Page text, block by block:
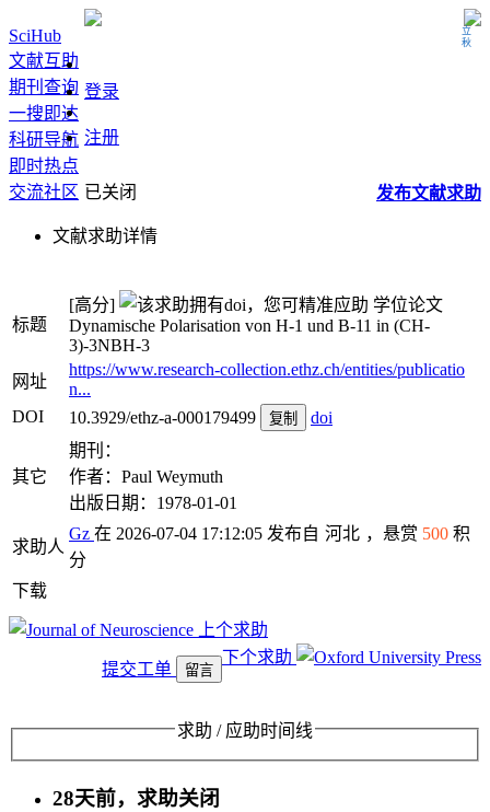
立秋
SciHub
文献互助
期刊查询
一搜即达
科研导航
即时热点
交流社区
登录
注册
发布文献求助
已关闭
文献求助详情
标题
[高分]
学位论文
Dynamische Polarisation von H-1 und B-11 in (CH-
3)-3NBH-3
网址
https://www.research-collection.ethz.ch/entities/publicatio
n...
DOI
10.3929/ethz-a-000179499 复制 doi
其它
期刊：
作者：Paul Weymuth
出版日期：1978-01-01
求助人
Gz 在 2026-07-04 17:12:05 发布自 河北 ，悬赏 500 积
分
下载
上个求助
下个求助
提交工单 留言
求助 / 应助时间线
28天前，求助关闭